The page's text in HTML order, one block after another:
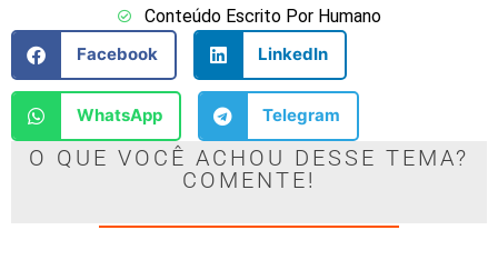
Conteúdo Escrito Por Humano
Facebook
LinkedIn
WhatsApp Telegram
O QUE VOCÊ ACHOU DESSE TEMA?
COMENTE!